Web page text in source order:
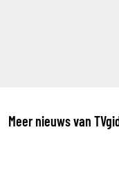
Meer nieuws van